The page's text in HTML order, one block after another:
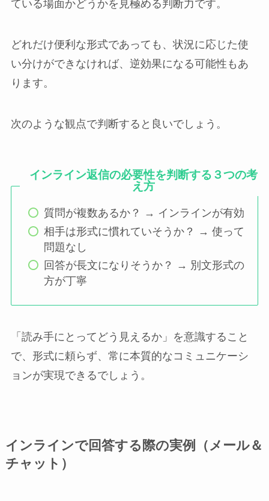
ている場面かどうかを見極める判断力です。
どれだけ便利な形式であっても、状況に応じた使
い分けができなければ、逆効果になる可能性もあ
ります。
次のような観点で判断すると良いでしょう。
インライン返信の必要性を判断する３つの考
え方
質問が複数あるか？ → インラインが有効
相手は形式に慣れていそうか？ → 使って
問題なし
回答が長文になりそうか？ → 別文形式の
方が丁寧
「読み手にとってどう見えるか」を意識すること
で、形式に頼らず、常に本質的なコミュニケーシ
ョンが実現できるでしょう。
インラインで回答する際の実例（メール＆
チャット）